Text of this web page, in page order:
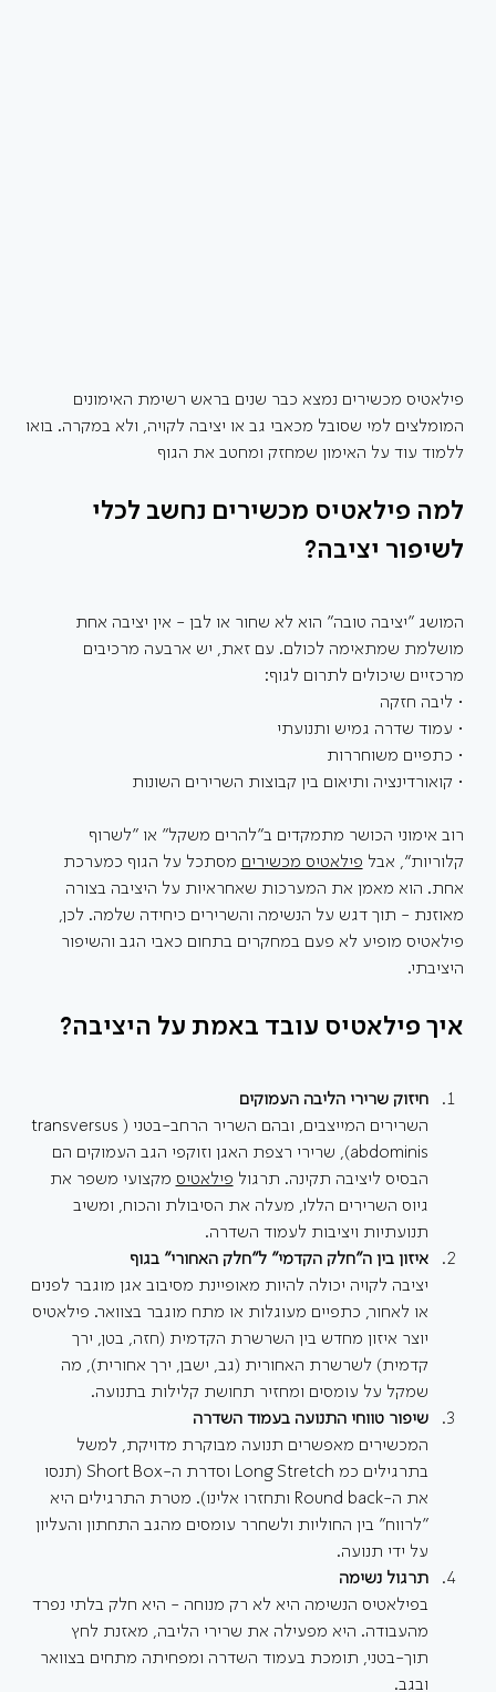
פילאטיס מכשירים נמצא כבר שנים בראש רשימת האימונים
המומלצים למי שסובל מכאבי גב או יציבה לקויה, ולא במקרה. בואו
ללמוד עוד על האימון שמחזק ומחטב את הגוף
למה פילאטיס מכשירים נחשב לכלי
לשיפור יציבה?
המושג "יציבה טובה" הוא לא שחור או לבן - אין יציבה אחת
מושלמת שמתאימה לכולם. עם זאת, יש ארבעה מרכיבים
מרכזיים שיכולים לתרום לגוף:
• ליבה חזקה
• עמוד שדרה גמיש ותנועתי
• כתפיים משוחררות
• קואורדינציה ותיאום בין קבוצות השרירים השונות
רוב אימוני הכושר מתמקדים ב"להרים משקל" או “לשרוף
קלוריות״, אבל פילאטיס מכשירים מסתכל על הגוף כמערכת
אחת. הוא מאמן את המערכות שאחראיות על היציבה בצורה
מאוזנת - תוך דגש על הנשימה והשרירים כיחידה שלמה. לכן,
פילאטיס מופיע לא פעם במחקרים בתחום כאבי הגב והשיפור
היציבתי.
איך פילאטיס עובד באמת על היציבה?
חיזוק שרירי הליבה העמוקים
השרירים המייצבים, ובהם השריר הרחב-בטני (transversus
abdominis), שרירי רצפת האגן וזוקפי הגב העמוקים הם
הבסיס ליציבה תקינה. תרגול פילאטיס מקצועי משפר את
גיוס השרירים הללו, מעלה את הסיבולת והכוח, ומשיב
תנועתיות ויציבות לעמוד השדרה.
איזון בין ה"חלק הקדמי" ל"חלק האחורי" בגוף
יציבה לקויה יכולה להיות מאופיינת מסיבוב אגן מוגבר לפנים
או לאחור, כתפיים מעוגלות או מתח מוגבר בצוואר. פילאטיס
יוצר איזון מחדש בין השרשרת הקדמית (חזה, בטן, ירך
קדמית) לשרשרת האחורית (גב, ישבן, ירך אחורית), מה
שמקל על עומסים ומחזיר תחושת קלילות בתנועה.
שיפור טווחי התנועה בעמוד השדרה
המכשירים מאפשרים תנועה מבוקרת מדויקת, למשל
בתרגילים כמ Long Stretch וסדרת ה-Short Box (תנסו
את ה-Round back ותחזרו אלינו). מטרת התרגילים היא
"לרווח" בין החוליות ולשחרר עומסים מהגב התחתון והעליון
על ידי תנועה.
תרגול נשימה
בפילאטיס הנשימה היא לא רק מנוחה - היא חלק בלתי נפרד
מהעבודה. היא מפעילה את שרירי הליבה, מאזנת לחץ
תוך-בטני, תומכת בעמוד השדרה ומפחיתה מתחים בצוואר
ובגב.